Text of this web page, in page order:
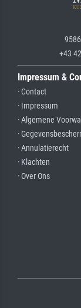
+43
Impressum &
· Contact
· Impressum
· Algemene
·
· Annulatierecht
· Klachten
· Over Ons